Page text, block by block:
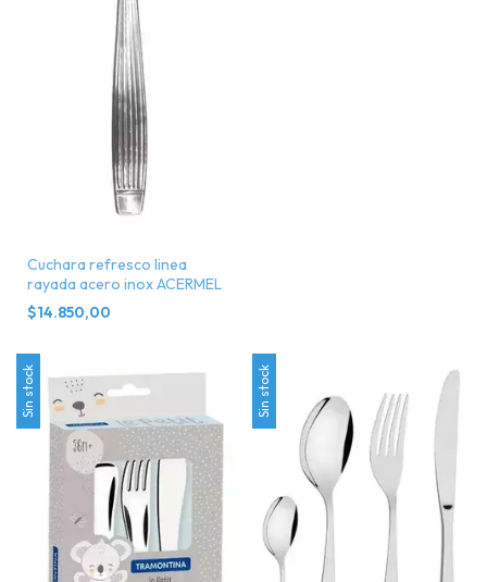
Cuchara refresco linea
rayada acero inox ACERMEL
$14.850,00
Sin stock Sin stock